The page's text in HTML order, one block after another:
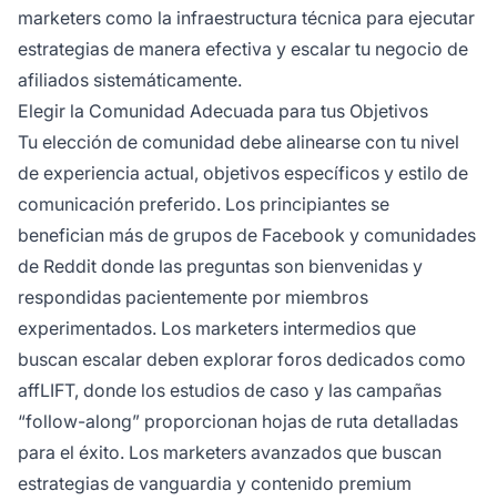
marketers como la infraestructura técnica para ejecutar
estrategias de manera efectiva y escalar tu negocio de
afiliados sistemáticamente.
Elegir la Comunidad Adecuada para tus Objetivos
Tu elección de comunidad debe alinearse con tu nivel
de experiencia actual, objetivos específicos y estilo de
comunicación preferido. Los principiantes se
benefician más de grupos de Facebook y comunidades
de Reddit donde las preguntas son bienvenidas y
respondidas pacientemente por miembros
experimentados. Los marketers intermedios que
buscan escalar deben explorar foros dedicados como
affLIFT, donde los estudios de caso y las campañas
“follow-along” proporcionan hojas de ruta detalladas
para el éxito. Los marketers avanzados que buscan
estrategias de vanguardia y contenido premium